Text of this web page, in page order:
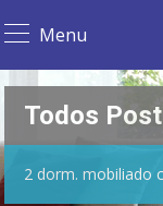
Menu
Todos
2 dorm. mobiliado